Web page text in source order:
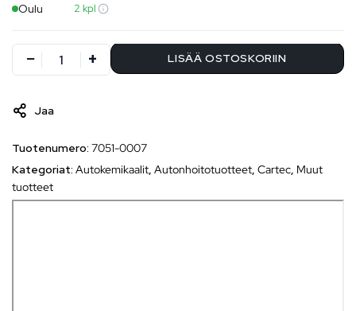
Oulu 2 kpl
LISÄÄ OSTOSKORIIN
Jaa
Tuotenumero: 7051-0007
Kategoriat: Autokemikaalit, Autonhoitotuotteet, Cartec, Muut
tuotteet